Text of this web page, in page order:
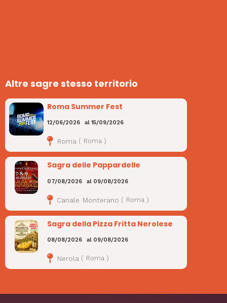
Altre sagre stesso territorio
Roma Summer Fest
12/06/2026 al15/09/2026
Roma ( Roma )
Sagra delle Pappardelle
07/08/2026 al 09/08/2026
Canale Monterano ( Roma )
Sagra della Pizza Fritta Nerolese
08/08/2026 al 09/08/2026
Nerola ( Roma )